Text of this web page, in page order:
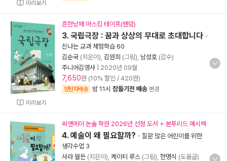
미리보기
미리보기
흔한남매 마스킹 테이프(랜덤)
3. 국립극장 : 꿈과 상상의 무대로 초대합니다 -
신나는 교과 체험학습 60
김순국 (지은이), 김원희 (그림), 남성호 (감수)
주니어김영사
2020년 09월
7,650원 (10% 할인 / 420원)
양탄자배송 밤 11시 잠들기전 배송 변경
씨앤에이 논술 학원 2026년 선정 도서 + 본투리드 메시백
4. 예술이 왜 필요할까? - 질문 많은 어린이를 위한
생각수업 3
사라 월든 (지은이), 케이티 루스 (그림), 한명식 (도움글)